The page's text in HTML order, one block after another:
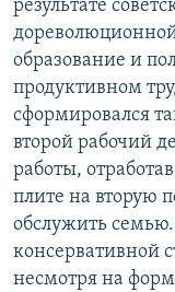
результате
образование и
продуктивном
сформировался
второй рабочий
работы,
плите на вторую
обслужить
консервативной
несмотря на